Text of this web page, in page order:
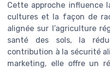
Cette approche influence
cultures et la façon de
alignée sur l’agriculture
santé des sols, la
contribution à la sécurité
marketing, elle offre un